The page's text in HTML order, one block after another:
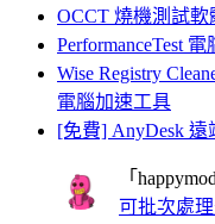
OCCT 燒機測試軟
PerformanceTest
Wise Registry
電腦加速工具
[免費] AnyDesk 遠
「 happymod
可批次處